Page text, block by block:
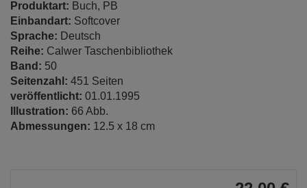
Produktart: Buch, PB
Einbandart: Softcover
Sprache: Deutsch
Reihe: Calwer Taschenbibliothek
Band: 50
Seitenzahl: 451 Seiten
veröffentlicht: 01.01.1995
Illustration: 66 Abb.
Abmessungen: 12.5 x 18 cm